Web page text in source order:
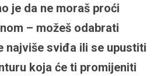
je da ne moraš proći
– možeš odabrati
najviše sviđa ili se upustiti
koja će ti promijeniti